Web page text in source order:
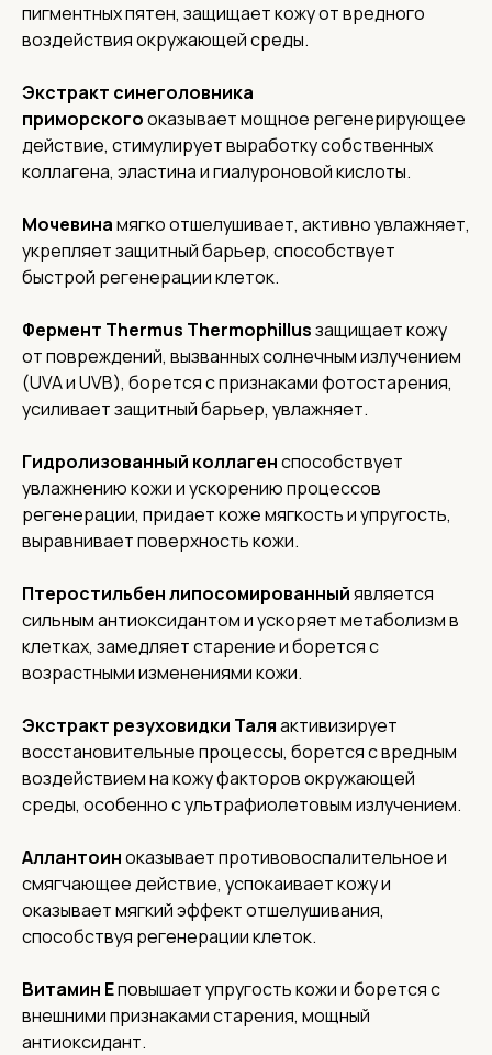
пигментных пятен, защищает кожу от вредного
воздействия окружающей среды.
Экстракт синеголовника
приморскогооказывает мощное регенерирующее
действие, стимулирует выработку собственных
коллагена, эластина и гиалуроновой кислоты.
Мочевинамягко отшелушивает, активно увлажняет,
укрепляет защитный барьер, способствует
быстрой регенерации клеток.
Фермент Thermus Thermophillusзащищает кожу
от повреждений, вызванных солнечным излучением
(UVA и UVB), борется с признаками фотостарения,
усиливает защитный барьер, увлажняет.
Гидролизованный коллагенспособствует
увлажнению кожи и ускорению процессов
регенерации, придает коже мягкость и упругость,
выравнивает поверхность кожи.
Птеростильбен липосомированныйявляется
сильным антиоксидантом и ускоряет метаболизм в
клетках, замедляет старение и борется с
возрастными изменениями кожи.
Экстракт резуховидки Таляактивизирует
восстановительные процессы, борется с вредным
воздействием на кожу факторов окружающей
среды, особенно с ультрафиолетовым излучением.
Аллантоиноказывает противовоспалительное и
смягчающее действие, успокаивает кожу и
оказывает мягкий эффект отшелушивания,
способствуя регенерации клеток.
Витамин Еповышает упругость кожи и борется с
внешними признаками старения, мощный
антиоксидант.
Соц. сети
О нас
Доставка
Контакты
Адреса
Адрес офиса и пункта выдачи:
г. Нижний Новгород, ул. Короленко, 32
Реквизиты
ИНН 5262359886,
ОГРН 1185275060838